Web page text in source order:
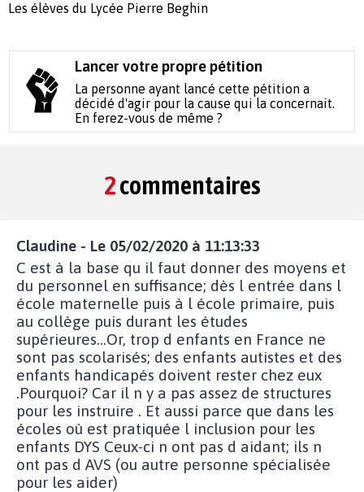
Les élèves du Lycée Pierre Beghin
Lancer votre propre pétition
La personne ayant lancé cette pétition a
décidé d'agir pour la cause qui la concernait.
En ferez-vous de même ?
2commentaires
Claudine - Le 05/02/2020 à 11:13:33
C est à la base qu il faut donner des moyens et
du personnel en suffisance; dès l entrée dans l
école maternelle puis à l école primaire, puis
au collège puis durant les études
supérieures...Or, trop d enfants en France ne
sont pas scolarisés; des enfants autistes et des
enfants handicapés doivent rester chez eux
.Pourquoi? Car il n y a pas assez de structures
pour les instruire . Et aussi parce que dans les
écoles où est pratiquée l inclusion pour les
enfants DYS Ceux-ci n ont pas d aidant; ils n
ont pas d AVS (ou autre personne spécialisée
pour les aider)